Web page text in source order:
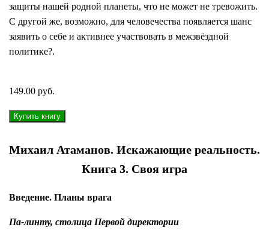
защиты нашей родной планеты, что не может не тревожить.
С другой же, возможно, для человечества появляется шанс
заявить о себе и активнее участвовать в межзвёздной
политике?.
149.00 руб.
Михаил Атаманов. Искажающие реальность.
Книга 3. Своя игра
Введение. Планы врага
Па-линту, столица Первой директории